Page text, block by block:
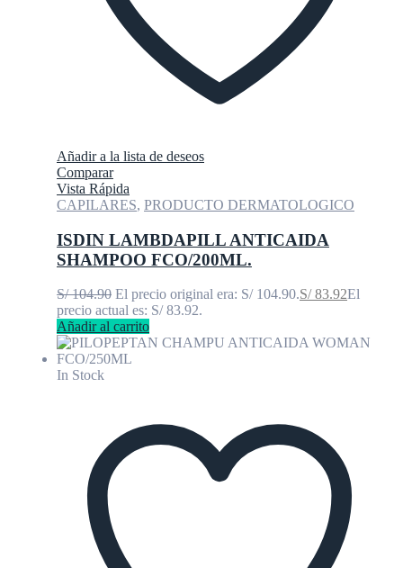
Añadir a la lista de deseos
Comparar
Vista Rápida
CAPILARES, PRODUCTO DERMATOLOGICO
ISDIN LAMBDAPILL ANTICAIDA
SHAMPOO FCO/200ML.
S/104.90 El precio original era: S/ 104.90.S/83.92El
precio actual es: S/ 83.92.
Añadir al carrito
In Stock